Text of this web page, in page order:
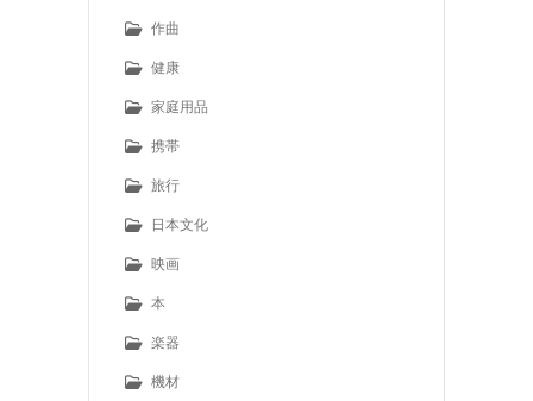
作曲
健康
家庭用品
携帯
旅行
日本文化
映画
本
楽器
機材